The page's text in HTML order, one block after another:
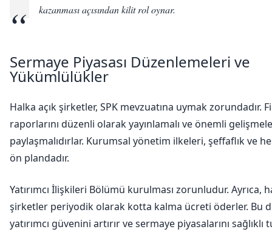
kazanması açısından kilit rol oynar.
Sermaye Piyasası Düzenlemeleri ve
Yükümlülükler
Halka açık şirketler, SPK mevzuatına uymak zorundadır.
raporlarını düzenli olarak yayınlamalı ve önemli
paylaşmalıdırlar. Kurumsal yönetim ilkeleri, şeffaflık ve
ön plandadır.
Yatırımcı İlişkileri Bölümü kurulması zorunludur. Ayrıca,
şirketler periyodik olarak kotta kalma ücreti öderler. Bu
yatırımcı güvenini artırır ve sermaye piyasalarını sağlıklı